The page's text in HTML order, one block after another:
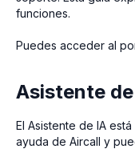
funciones.
Puedes acceder al
Asistente
El Asistente de IA
ayuda de Aircall y